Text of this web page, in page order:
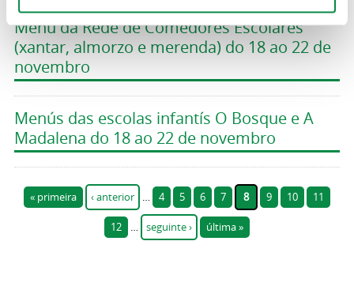
Menú da Rede de Comedores Escolares
(xantar, almorzo e merenda) do 18 ao 22 de
novembro
Menús das escolas infantís O Bosque e A
Madalena do 18 ao 22 de novembro
« primeira ‹ anterior … 4 5 6 7 8 9 10 11
12 … seguinte › última »